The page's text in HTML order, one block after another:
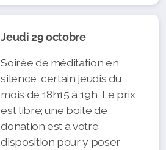
Jeudi 29 octobre
Soirée de méditation en
silence certain jeudis du
mois de 18h15 à 19h Le prix
est libre; une boite de
donation est à votre
disposition pour y poser